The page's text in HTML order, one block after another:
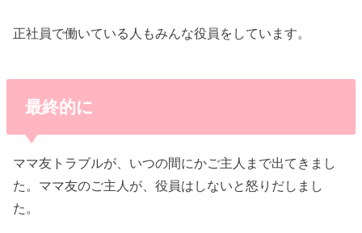
正社員で働いている人もみんな役員をしています。
最終的に
ママ友トラブルが、いつの間にかご主人まで出てきまし
た。ママ友のご主人が、役員はしないと怒りだしまし
た。